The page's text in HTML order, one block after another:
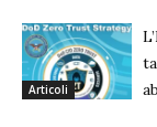
Articoli